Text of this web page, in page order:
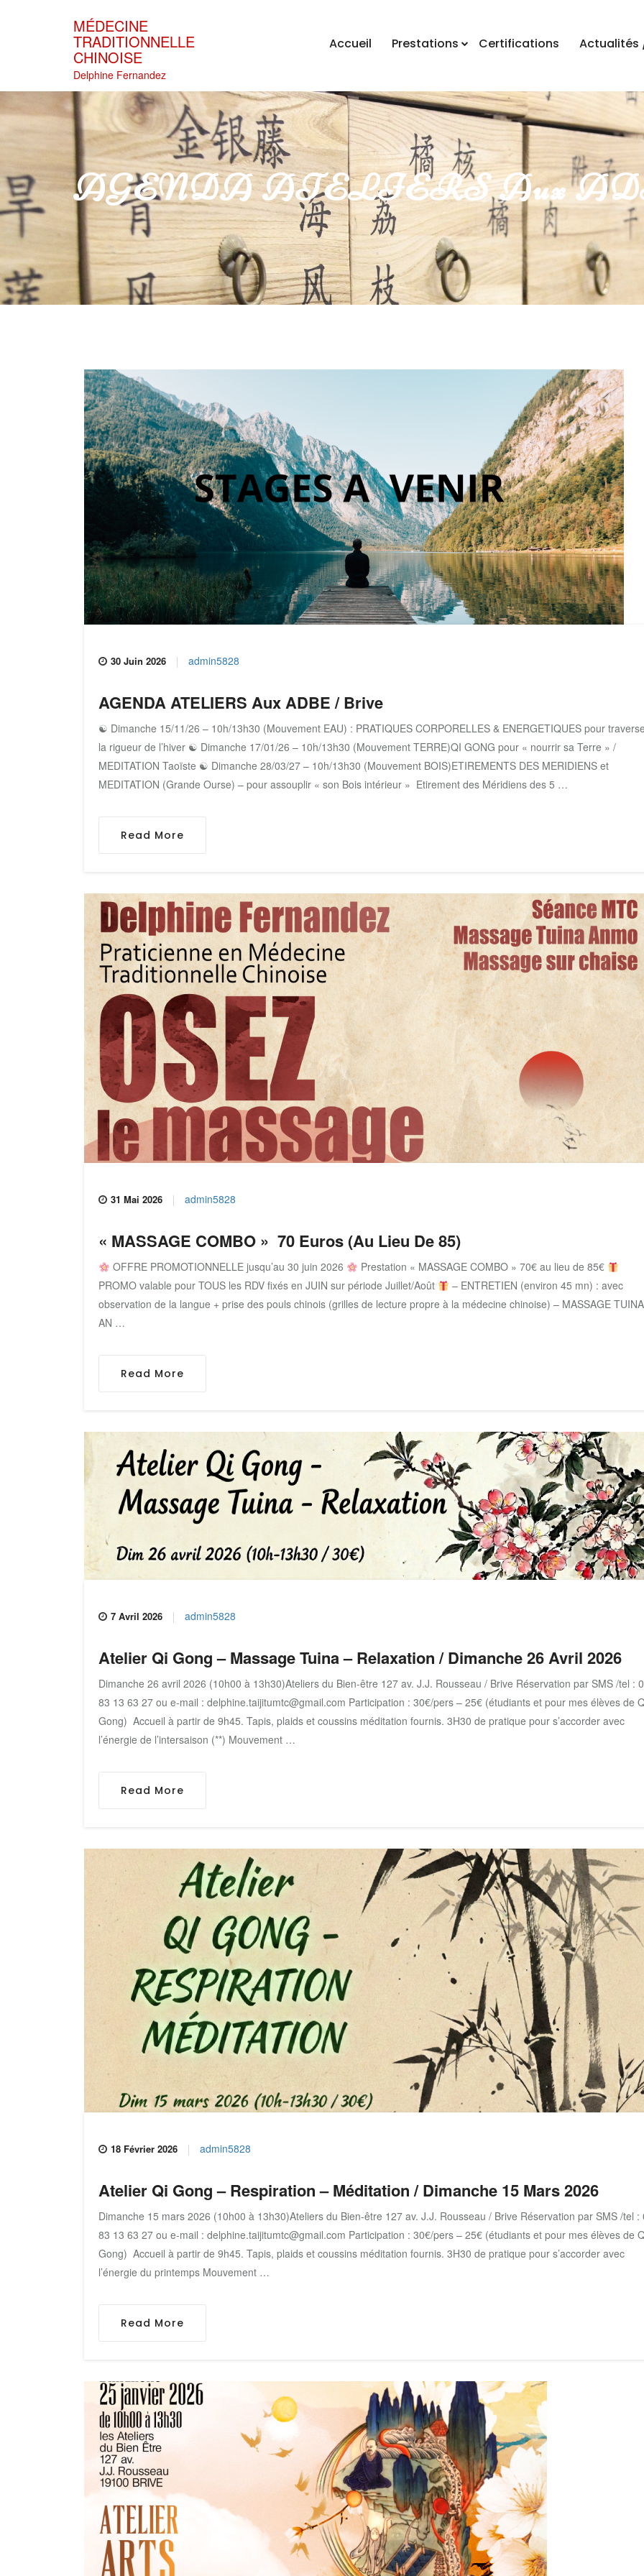
MÉDECINE
TRADITIONNELLE
CHINOISE
Delphine Fernandez
Accueil Prestations Certifications Actualités
AGENDA ATELIERS Aux
30 Juin 2026 admin5828
AGENDA ATELIERS Aux ADBE / Brive
☯ Dimanche 15/11/26 – 10h/13h30 (Mouvement EAU) : PRATIQUES CORPORELLES & ENERGETIQUES pour
la rigueur de l’hiver ‌☯ Dimanche 17/01/26 – 10h/13h30 (Mouvement TERRE)QI GONG pour « nourrir sa Terre » /
MEDITATION Taoïste ☯ Dimanche 28/03/27 – 10h/13h30 (Mouvement BOIS)ETIREMENTS DES MERIDIENS et
MEDITATION (Grande Ourse) – pour assouplir « son Bois intérieur » Etirement des Méridiens des 5 …
Read More
31 Mai 2026 admin5828
« MASSAGE COMBO » 70 Euros (au Lieu De 85)
OFFRE PROMOTIONNELLE jusqu’au 30 juin 2026
Prestation « MASSAGE COMBO » 70€ au lieu de 85€
PROMO valable pour TOUS les RDV fixés en JUIN sur période Juillet/Août
– ENTRETIEN (environ 45 mn) : avec
observation de la langue + prise des pouls chinois (grilles de lecture propre à la médecine chinoise) – MASSAGE
AN …
Read More
7 Avril 2026 admin5828
Atelier Qi Gong – Massage Tuina – Relaxation / Dimanche 26 Avril 2026
Dimanche 26 avril 2026 (10h00 à 13h30)Ateliers du Bien-être 127 av. J.J. Rousseau / Brive Réservation par SMS /tel :
83 13 63 27 ou e-mail : delphine.taijitumtc@gmail.com Participation : 30€/pers – 25€ (étudiants et pour mes élèves de
Gong) Accueil à partir de 9h45. Tapis, plaids et coussins méditation fournis. 3H30 de pratique pour s’accorder avec
l’énergie de l’intersaison (**) Mouvement …
Read More
18 Février 2026 admin5828
Atelier Qi Gong – Respiration – Méditation / Dimanche 15 Mars 2026
Dimanche 15 mars 2026 (10h00 à 13h30)Ateliers du Bien-être 127 av. J.J. Rousseau / Brive Réservation par SMS /tel :
83 13 63 27 ou e-mail : delphine.taijitumtc@gmail.com Participation : 30€/pers – 25€ (étudiants et pour mes élèves de
Gong) Accueil à partir de 9h45. Tapis, plaids et coussins méditation fournis. 3H30 de pratique pour s’accorder avec
l’énergie du printemps Mouvement …
Read More